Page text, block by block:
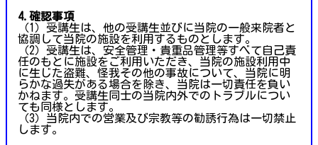
4.確認事項
（1）受講生は、他の受講生並びに当院の一般来院者と
協調して当院の施設を利用するものとします。
（2）受講生は、安全管理・貴重品管理等すべて自己責
任のもとに施設をご利用いただき、当院の施設利用中
に生じた盗難、怪我その他の事故について、当院に明
らかな過失がある場合を除き、当院は一切責任を負い
かねます。受講生同士の当院内外でのトラブルについ
ても同様とします。
（3）当院内での営業及び宗教等の勧誘行為は一切禁止
します。